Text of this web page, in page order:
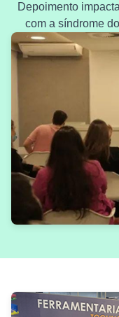
Depoimento
com a síndrome